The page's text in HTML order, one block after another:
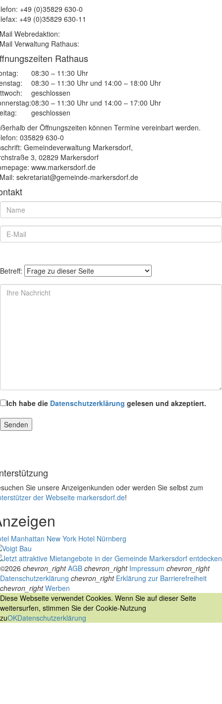
+49 (0)35829 630-0
+49 (0)35829 630-11
Webredaktion:
Verwaltung Rathaus:
Rathaus
08:30 – 11:30 Uhr
08:30 – 11:30 Uhr und 14:00 – 18:00 Uhr
geschlossen
08:30 – 11:30 Uhr und 14:00 – 17:00 Uhr
geschlossen
der Öffnungszeiten können Termine vereinbart werden.
035829 630-0
Gemeindeverwaltung Markersdorf,
3, 02829 Markersdorf
www.markersdorf.de
sekretariat@gemeinde-markersdorf.de
Betreff:
Ich habe die Datenschutzerklärung gelesen und akzeptiert.
Sie unsere Anzeigenkunden oder werden Sie selbst zum
der Webseite markersdorf.de!
Manhattan New York Hotel Nürnberg
©2026 chevron_right AGB chevron_right Impressum chevron_right
Datenschutzerklärung chevron_right Erklärung zur Barrierefreiheit
chevron_right Werben
Diese Webseite verwendet Cookies. Wenn Sie auf dieser Seite
weitersurfen, stimmen Sie der Cookie-Nutzung
zuOKDatenschutzerklärung